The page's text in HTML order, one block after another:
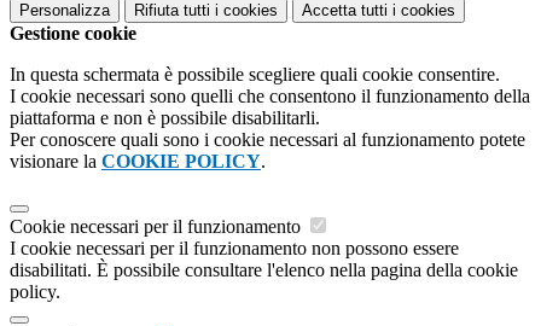
Personalizza Rifiuta tutti i cookies Accetta tutti i cookies
Gestione cookie
In questa schermata è possibile scegliere quali cookie consentire.
I cookie necessari sono quelli che consentono il funzionamento della
piattaforma e non è possibile disabilitarli.
Per conoscere quali sono i cookie necessari al funzionamento potete
visionare la COOKIE POLICY.
Cookie necessari per il funzionamento
I cookie necessari per il funzionamento non possono essere
disabilitati. È possibile consultare l'elenco nella pagina della cookie
policy.